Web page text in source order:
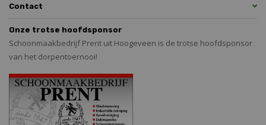
Contact
Onze trotse hoofdsponsor
Schoonmaakbedrijf Prent uit Hoogeveen is de trotse hoofdsponsor
van het dorpentoernooi!